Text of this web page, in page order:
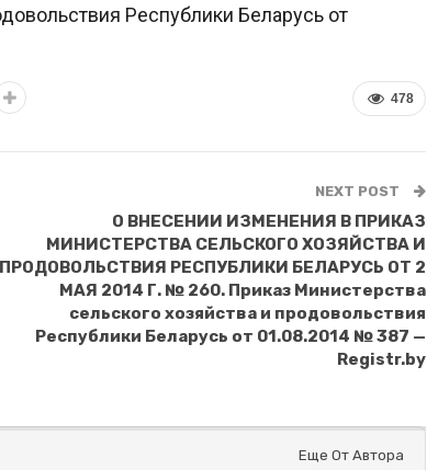
Республики Беларусь от
478
NEXT POST
О ВНЕСЕНИИ ИЗМЕНЕНИЯ В ПРИКАЗ
МИНИСТЕРСТВА СЕЛЬСКОГО ХОЗЯЙСТВА И
ПРОДОВОЛЬСТВИЯ РЕСПУБЛИКИ БЕЛАРУСЬ ОТ 2
МАЯ 2014 Г. № 260. Приказ Министерства
сельского хозяйства и продовольствия
Республики Беларусь от 01.08.2014 № 387 —
Registr.by
Еще От Автора